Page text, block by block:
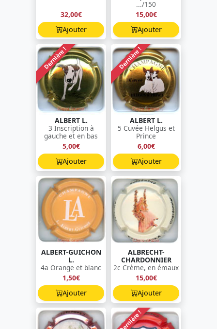
32,00€
Ajouter
.../150
15,00€
Ajouter
Dernière !
ALBERT L.
3 Inscription à
gauche et en bas
5,00€
Ajouter
Dernière !
ALBERT L.
5 Cuvée Helgus et
Prince
6,00€
Ajouter
ALBERT-GUICHON
L.
4a Orange et blanc
1,50€
Ajouter
ALBRECHT-
CHARDONNIER
2c Crème, en émaux
15,00€
Ajouter
Dernière !